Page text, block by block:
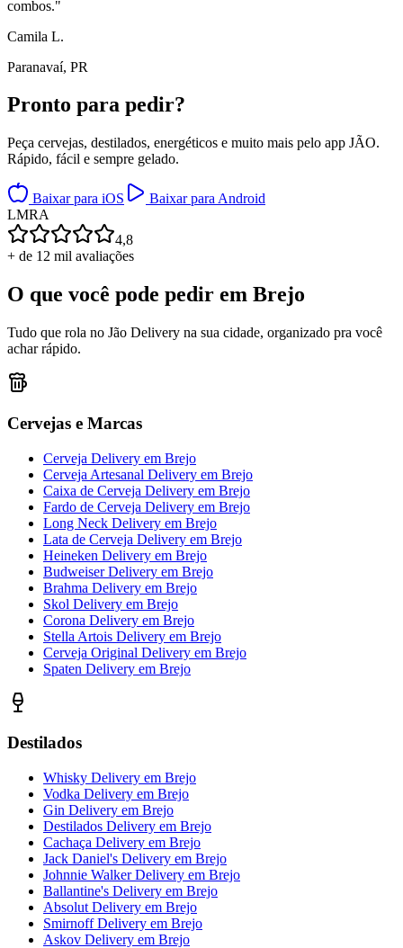
combos."
Camila L.
Paranavaí, PR
Pronto para pedir?
Peça cervejas, destilados, energéticos e muito mais pelo app JÃO.
Rápido, fácil e sempre gelado.
Baixar para iOS
Baixar para Android
LMRA
4,8
+ de 12 mil avaliações
O que você pode pedir em Brejo
Tudo que rola no Jão Delivery na sua cidade, organizado pra você
achar rápido.
Cervejas e Marcas
Cerveja Delivery em Brejo
Cerveja Artesanal Delivery em Brejo
Caixa de Cerveja Delivery em Brejo
Fardo de Cerveja Delivery em Brejo
Long Neck Delivery em Brejo
Lata de Cerveja Delivery em Brejo
Heineken Delivery em Brejo
Budweiser Delivery em Brejo
Brahma Delivery em Brejo
Skol Delivery em Brejo
Corona Delivery em Brejo
Stella Artois Delivery em Brejo
Cerveja Original Delivery em Brejo
Spaten Delivery em Brejo
Destilados
Whisky Delivery em Brejo
Vodka Delivery em Brejo
Gin Delivery em Brejo
Destilados Delivery em Brejo
Cachaça Delivery em Brejo
Jack Daniel's Delivery em Brejo
Johnnie Walker Delivery em Brejo
Ballantine's Delivery em Brejo
Absolut Delivery em Brejo
Smirnoff Delivery em Brejo
Askov Delivery em Brejo